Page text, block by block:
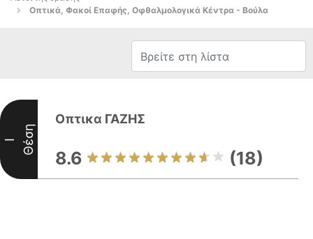
Οπτικά, Φακοί Επαφής, Οφθαλμολογικά Κέντρα - Βούλα
I Θέση
Οπτικα ΓΑΖΗΣ
8.6 (18)